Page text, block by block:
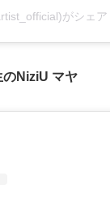
がシェア
NiziU マヤ